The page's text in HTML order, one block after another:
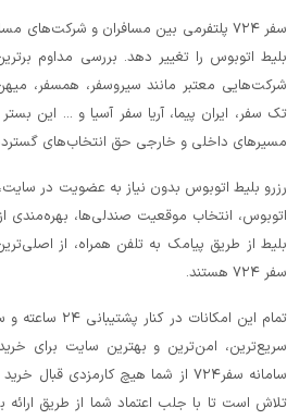
سفر ۷۲۴ پلتفرمی بین مسافران و
بلیط اتوبوس را تغییر دهد. بررسی مداوم
شرکت‌هایی معتبر مانند سیروسفر، همسفر، میهن‌
تک سفر، ایران پیما، آریا سفر آسیا و ... این
مسیرهای داخلی و خارجی حق انتخاب‌های
رزرو بلیط اتوبوس بدون نیاز به عضویت در
اتوبوس، انتخاب موقعیت صندلی‌ها، بهره‌مندی
بلیط از طریق پیامک به تلفن همراه، از
سفر ۷۲۴ هستند.
تمام این
سریع‌ترین، امن‌ترین و بهترین سایت برای
سامانه سفر۷۲۴ از شما هیچ کارمزدی
تلاش است تا با جلب اعتماد شما از طریق